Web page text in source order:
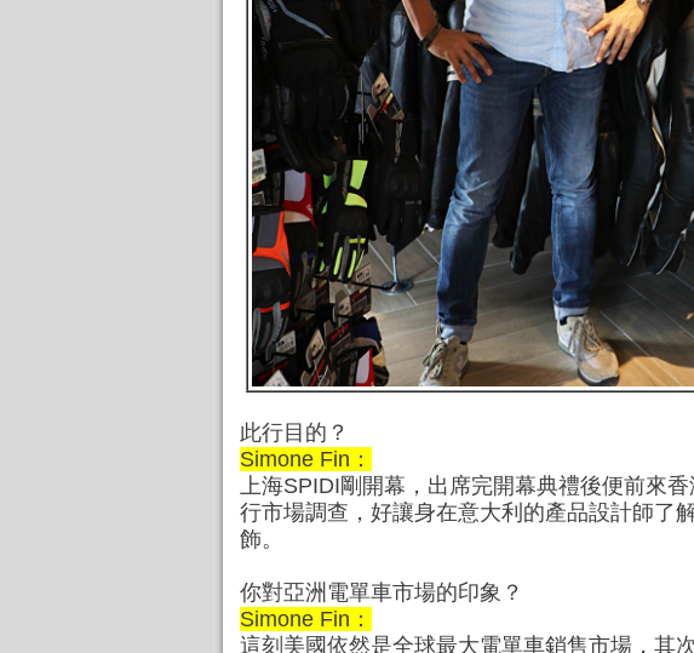
此行目的？
Simone Fin：
上海SPIDI剛開幕，出席完開幕典禮後便前來
行市場調查，好讓身在意大利的產品設計師了
飾。
你對亞洲電單車市場的印象？
Simone Fin：
這刻美國依然是全球最大電單車銷售市場，其